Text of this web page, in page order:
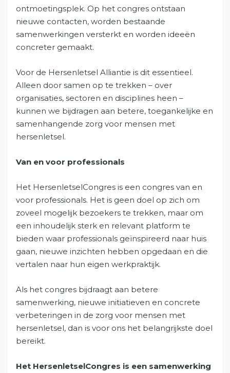
ontmoetingsplek. Op het congres ontstaan
nieuwe contacten, worden bestaande
samenwerkingen versterkt en worden ideeën
concreter gemaakt.
Voor de Hersenletsel Alliantie is dit essentieel.
Alleen door samen op te trekken – over
organisaties, sectoren en disciplines heen –
kunnen we bijdragen aan betere, toegankelijke en
samenhangende zorg voor mensen met
hersenletsel.
Van en voor professionals
Het HersenletselCongres is een congres van en
voor professionals. Het is geen doel op zich om
zoveel mogelijk bezoekers te trekken, maar om
een inhoudelijk sterk en relevant platform te
bieden waar professionals geïnspireerd naar huis
gaan, nieuwe inzichten hebben opgedaan en die
vertalen naar hun eigen werkpraktijk.
Als het congres bijdraagt aan betere
samenwerking, nieuwe initiatieven en concrete
verbeteringen in de zorg voor mensen met
hersenletsel, dan is voor ons het belangrijkste doel
bereikt.
Het HersenletselCongres is een samenwerking